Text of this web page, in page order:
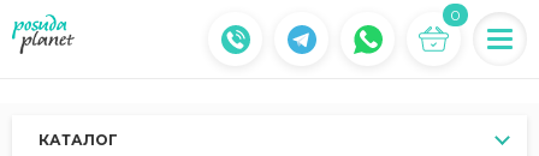
0
КАТАЛОГ